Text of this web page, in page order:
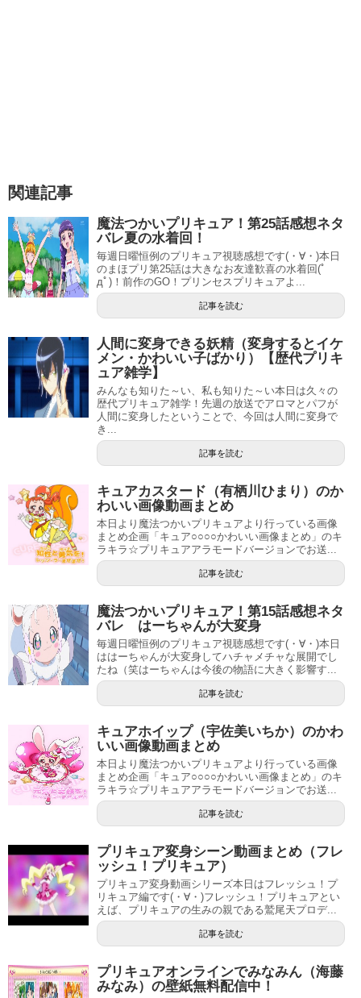
関連記事
魔法つかいプリキュア！第25話感想ネタ
バレ夏の水着回！
毎週日曜恒例のプリキュア視聴感想です(・∀・)本日
のまほプリ第25話は大きなお友達歓喜の水着回(ﾟ
дﾟ)！前作のGO！プリンセスプリキュアよ...
記事を読む
人間に変身できる妖精（変身するとイケ
メン・かわいい子ばかり）【歴代プリキ
ュア雑学】
みんなも知りた～い、私も知りた～い本日は久々の
歴代プリキュア雑学！先週の放送でアロマとパフが
人間に変身したということで、今回は人間に変身で
き...
記事を読む
キュアカスタード（有栖川ひまり）のか
わいい画像動画まとめ
本日より魔法つかいプリキュアより行っている画像
まとめ企画「キュア○○○○かわいい画像まとめ」のキ
ラキラ☆プリキュアアラモードバージョンでお送...
記事を読む
魔法つかいプリキュア！第15話感想ネタ
バレ はーちゃんが大変身
毎週日曜恒例のプリキュア視聴感想です(・∀・)本日
ははーちゃんが大変身してハチャメチャな展開でし
たね（笑はーちゃんは今後の物語に大きく影響す...
記事を読む
キュアホイップ（宇佐美いちか）のかわ
いい画像動画まとめ
本日より魔法つかいプリキュアより行っている画像
まとめ企画「キュア○○○○かわいい画像まとめ」のキ
ラキラ☆プリキュアアラモードバージョンでお送...
記事を読む
プリキュア変身シーン動画まとめ（フレ
ッシュ！プリキュア）
プリキュア変身動画シリーズ本日はフレッシュ！プ
リキュア編です(・∀・)フレッシュ！プリキュアとい
えば、プリキュアの生みの親である鷲尾天プロデ...
記事を読む
プリキュアオンラインでみなみん（海藤
みなみ）の壁紙無料配信中！